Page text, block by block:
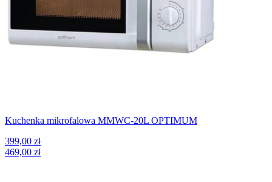
Kuchenka mikrofalowa MMWC-20L OPTIMUM
399,00 zł
469,00 zł